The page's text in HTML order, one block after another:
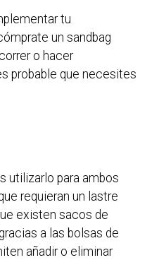
tu
un sandbag
o hacer
probable que necesites
utilizarlo para ambos
requieran un lastre
existen sacos de
a las bolsas de
añadir o eliminar